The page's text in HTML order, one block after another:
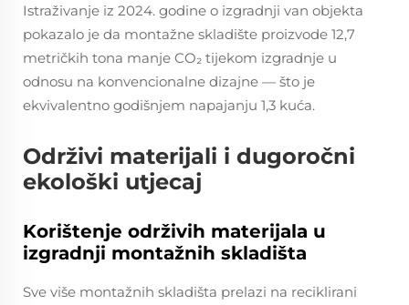
Istraživanje iz 2024. godine o izgradnji van objekta
pokazalo je da montažne skladište proizvode 12,7
metričkih tona manje CO₂ tijekom izgradnje u
odnosu na konvencionalne dizajne — što je
ekvivalentno godišnjem napajanju 1,3 kuća.
Održivi materijali i dugoročni
ekološki utjecaj
Korištenje održivih materijala u
izgradnji montažnih skladišta
Sve više montažnih skladišta prelazi na reciklirani